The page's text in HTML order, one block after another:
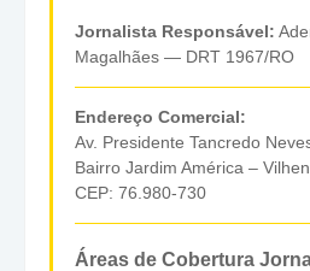
Jornalista Responsável:
Magalhães — DRT 1967/RO
Endereço Comercial:
Av. Presidente Tancredo
Bairro Jardim América –
CEP: 76.980-730
Áreas de Cobertura